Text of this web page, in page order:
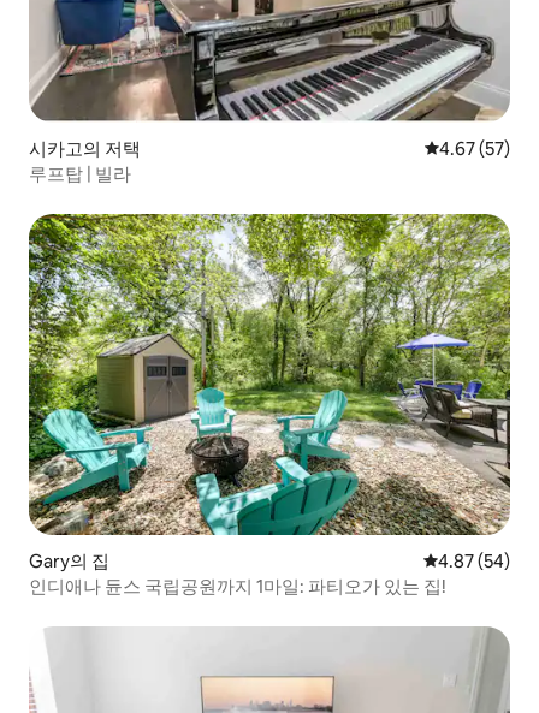
시카고의 저택 평점 4.67점(5
4.67 (57)
루프탑 | 빌라
Gary의 집 평점 4.87점(5
4.87 (54)
인디애나 듄스 국립공원까지 1마일: 파티오가 있는 집!